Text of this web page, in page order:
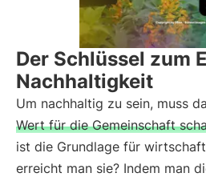
Der Schlüssel zum
Nachhaltigkeit
Um nachhaltig zu sein, muss
Wert für die Gemeinschaft
ist die Grundlage für
erreicht man sie? Indem man